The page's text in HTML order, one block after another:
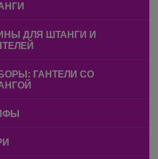
ДЛЯ ШТАНГИ И
ГАНТЕЛИ СО